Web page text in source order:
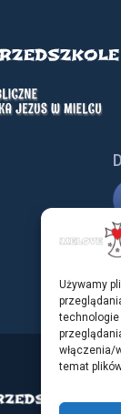
Używamy
włączenia/
temat